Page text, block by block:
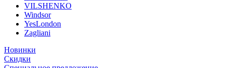
VILSHENKO
Windsor
YesLondon
Zagliani
Новинки
Скидки